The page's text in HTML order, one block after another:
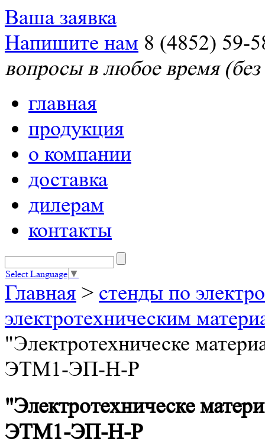
Ваша заявка
Напишите нам 8 (4852) 59-
вопросы в любое время
главная
продукция
о компании
доставка
дилерам
контакты
Select Language ▼
Главная > стенды по
электротехническим
"Электротехническе
ЭТМ1-ЭП-Н-Р
"Электротехническе
ЭТМ1-ЭП-Н-Р